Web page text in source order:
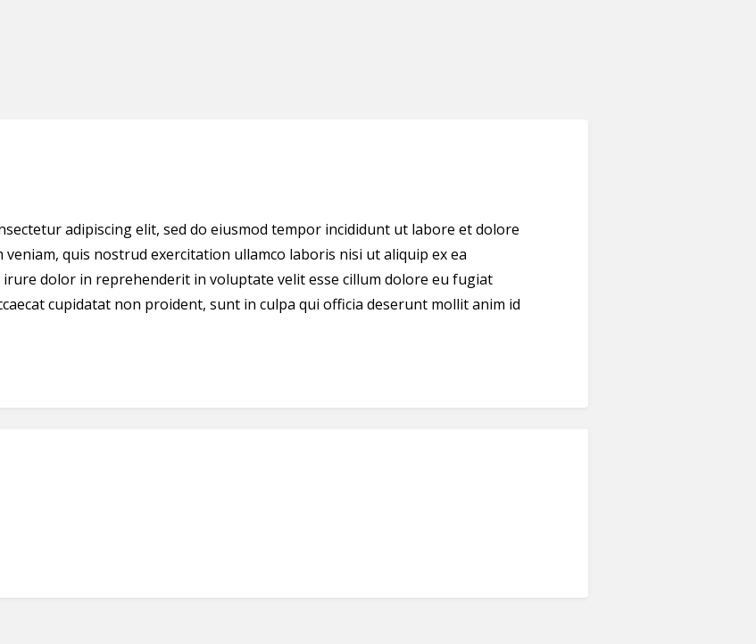
adipiscing elit, sed do eiusmod tempor incididunt ut labore et dolore
veniam, quis nostrud exercitation ullamco laboris nisi ut aliquip ex ea
irure dolor in reprehenderit in voluptate velit esse cillum dolore eu fugiat
cupidatat non proident, sunt in culpa qui officia deserunt mollit anim id